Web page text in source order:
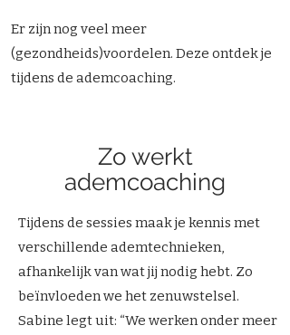
Er zijn nog veel meer
(gezondheids)voordelen. Deze ontdek je
tijdens de ademcoaching.
Zo werkt
ademcoaching
Tijdens de sessies maak je kennis met
verschillende ademtechnieken,
afhankelijk van wat jij nodig hebt. Zo
beïnvloeden we het zenuwstelsel.
Sabine legt uit: “We werken onder meer